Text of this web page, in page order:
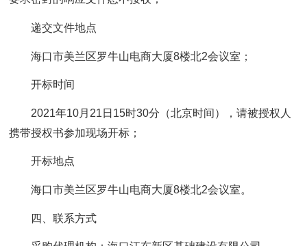
递交文件地点
海口市美兰区罗牛山电商大厦8楼北2会议室；
开标时间
2021年10月21日15时30分（北京时间），请被授权人
携带授权书参加现场开标；
开标地点
海口市美兰区罗牛山电商大厦8楼北2会议室。
四、联系方式